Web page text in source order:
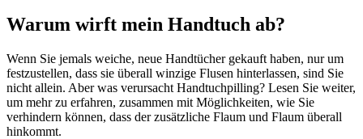
Warum wirft mein Handtuch ab?
Wenn Sie jemals weiche, neue Handtücher gekauft haben, nur um
festzustellen, dass sie überall winzige Flusen hinterlassen, sind Sie
nicht allein. Aber was verursacht Handtuchpilling? Lesen Sie weiter,
um mehr zu erfahren, zusammen mit Möglichkeiten, wie Sie
verhindern können, dass der zusätzliche Flaum und Flaum überall
hinkommt.